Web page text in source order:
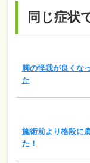
同じ症状
脚の怪我が良くな
た
施術前より格段に
た！